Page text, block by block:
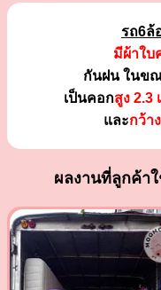
รถ6ล้
มีผ้าใบ
กันฝน ในข
เป็นคอกสูง 2.3
และกว้า
ผลงานที่ลูกค้า